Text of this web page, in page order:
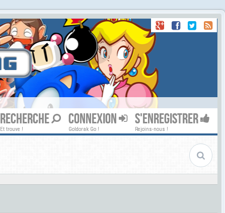
RECHERCHE
Et trouve !
CONNEXION
Goldorak Go !
S'ENREGISTRER
Rejoins-nous !